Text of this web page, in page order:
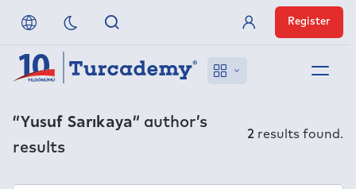
References
Member Login
Register
“Yusuf Sarıkaya” author’s
results
2 results found.